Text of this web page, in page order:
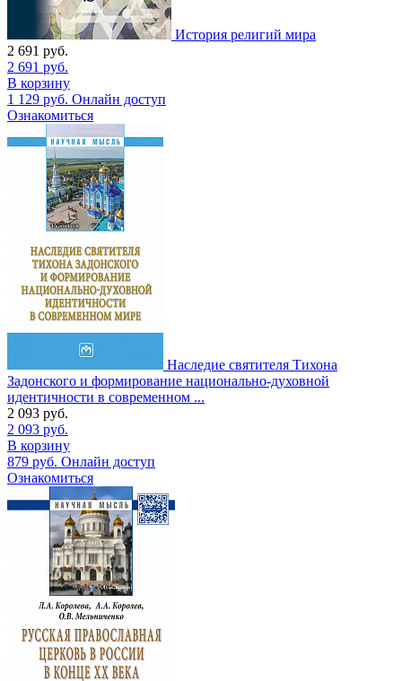
История религий мира
2 691 руб.
2 691 руб.
В корзину
1 129 руб. Онлайн доступ
Ознакомиться
Наследие святителя Тихона
Задонского и формирование национально-духовной
идентичности в современном ...
2 093 руб.
2 093 руб.
В корзину
879 руб. Онлайн доступ
Ознакомиться